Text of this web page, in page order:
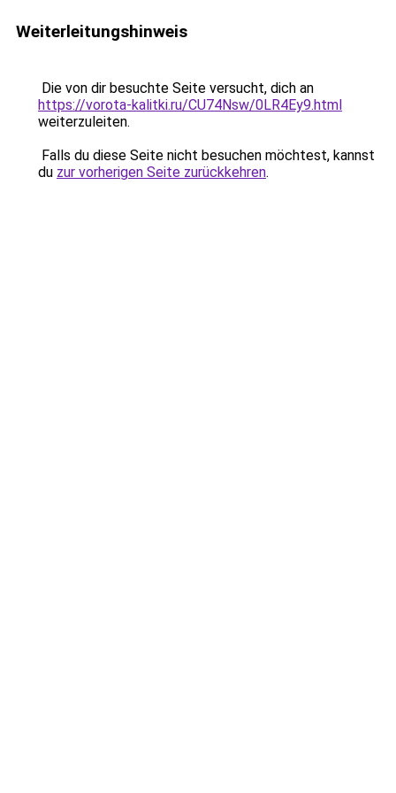
Weiterleitungshinweis
Die von dir besuchte Seite versucht, dich an
https://vorota-kalitki.ru/CU74Nsw/0LR4Ey9.html
weiterzuleiten.
Falls du diese Seite nicht besuchen möchtest, kannst
du zur vorherigen Seite zurückkehren.